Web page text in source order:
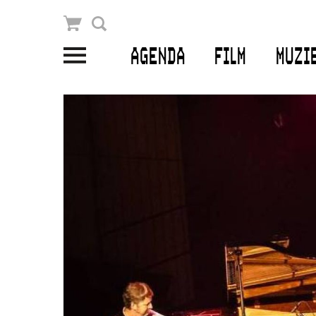
AGENDA FILM
Winkelmandje
PLAN JE BEZOEK
Filmprogramma’s Primair Onderwijs